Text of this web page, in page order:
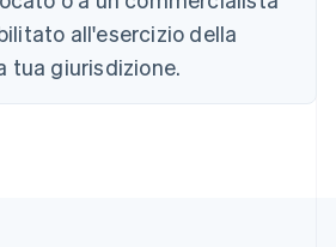
all'esercizio della
tua giurisdizione.